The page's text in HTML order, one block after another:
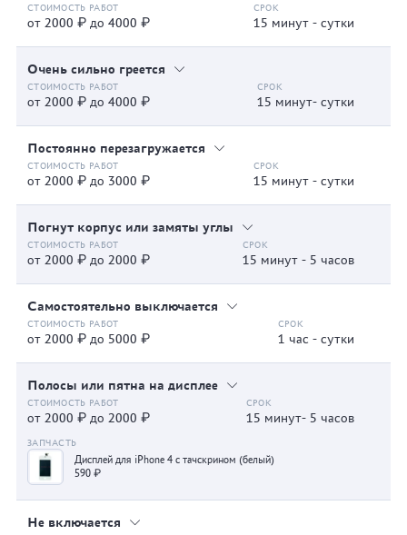
от 2000 ₽ до 4000 ₽ 15 минут - сутки
Очень сильно греется
от 2000 ₽ до 4000 ₽ 15 минут- сутки
Постоянно перезагружается
от 2000 ₽ до 3000 ₽ 15 минут - сутки
Погнут корпус или замяты углы
от 2000 ₽ до 2000 ₽ 15 минут - 5 часов
Самостоятельно выключается
от 2000 ₽ до 5000 ₽ 1 час - сутки
Полосы или пятна на дисплее
от 2000 ₽ до 2000 ₽ 15 минут- 5 часов
Дисплей для iPhone 4 с тачскрином (белый)
590 ₽
Не включается